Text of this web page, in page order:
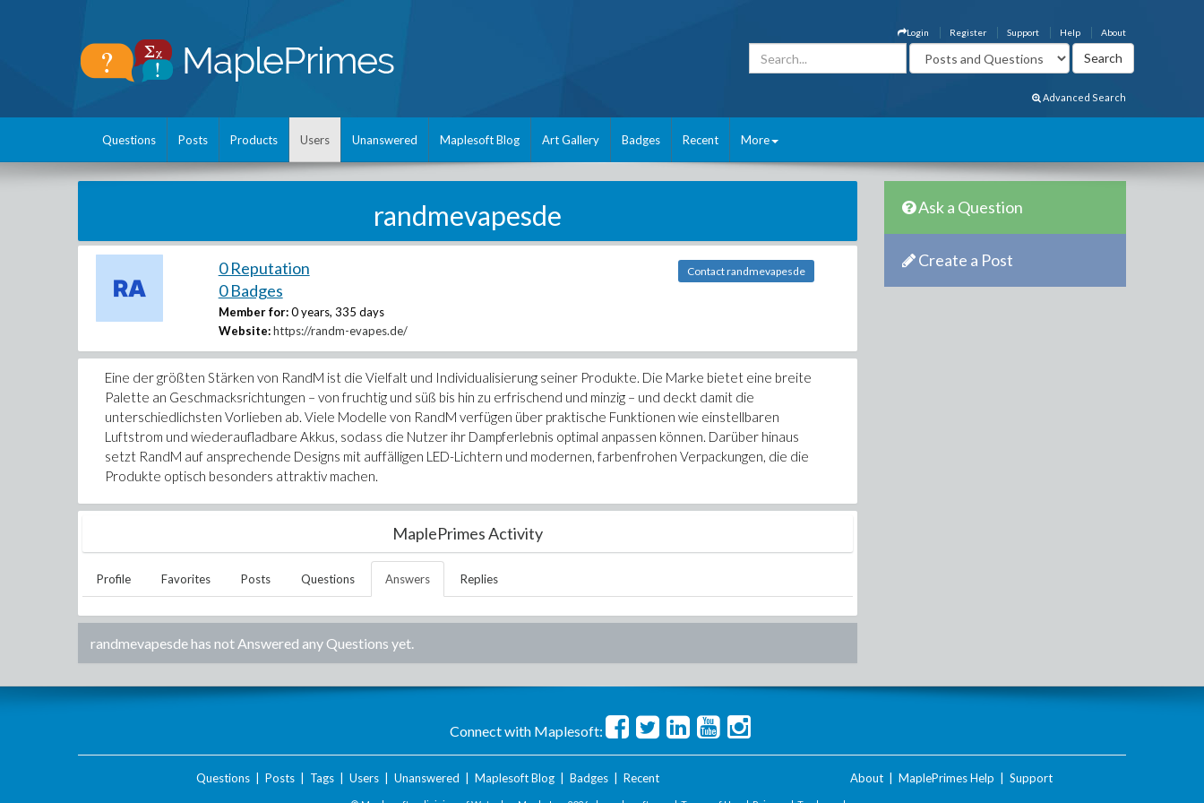
About
Help
Support
Register
Login
Advanced Search
Questions Posts Products Users Unanswered Maplesoft Blog Art Gallery Badges Recent More
randmevapesde
0 Reputation
0 Badges
Member for: 0 years, 335 days
Website: https://randm-evapes.de/
Contact randmevapesde
Eine der größten Stärken von RandM ist die Vielfalt und Individualisierung seiner Produkte. Die Marke bietet eine breite
Palette an Geschmacksrichtungen – von fruchtig und süß bis hin zu erfrischend und minzig – und deckt damit die
unterschiedlichsten Vorlieben ab. Viele Modelle von RandM verfügen über praktische Funktionen wie einstellbaren
Luftstrom und wiederaufladbare Akkus, sodass die Nutzer ihr Dampferlebnis optimal anpassen können. Darüber hinaus
setzt RandM auf ansprechende Designs mit auffälligen LED-Lichtern und modernen, farbenfrohen Verpackungen, die die
Produkte optisch besonders attraktiv machen.
MaplePrimes Activity
Profile Favorites Posts Questions Answers Replies
randmevapesdehas not Answered any Questions yet.
Ask a Question
Create a Post
Connect with Maplesoft:
Questions| Posts| Tags| Users| Unanswered Maplesoft Blog| Badges| Recent About MaplePrimes Help Support